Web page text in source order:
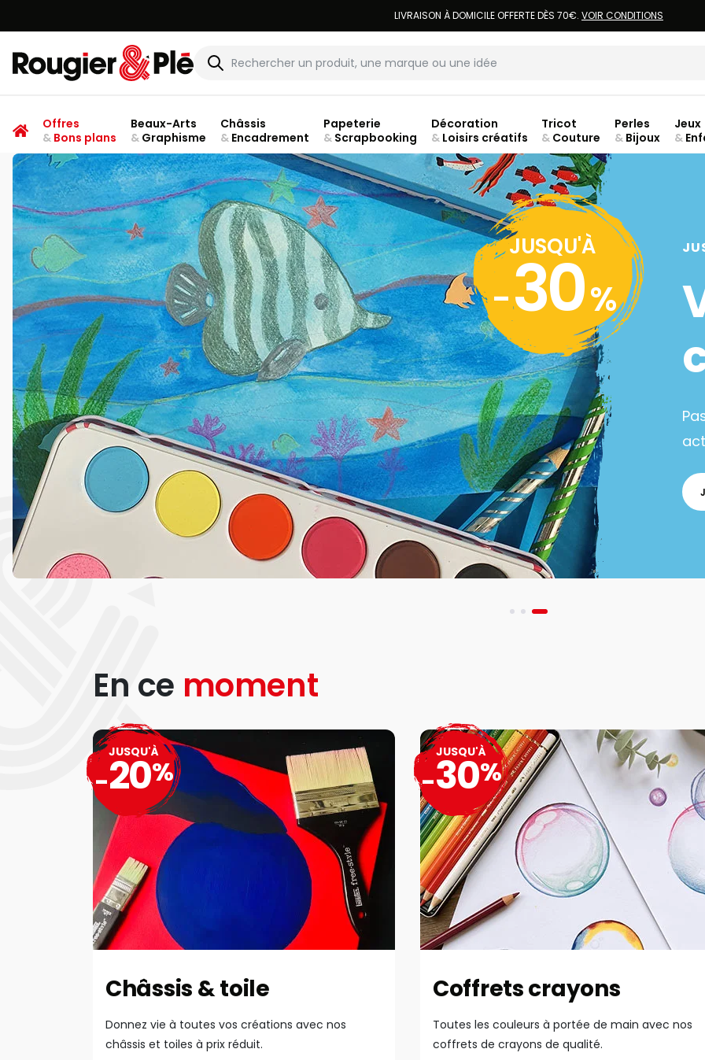
LIVRAISON À DOMICILE OFFERTE DÈS 70€. VOIR CONDITIONS
Rougier & Plé
Offres
&Bons plans
Beaux-Arts
&Graphisme
Châssis
&Encadrement
Papeterie
&Scrapbooking
Décoration
&Loisirs créatifs
Tricot
& Couture
Perles
& Bijoux
Jeux
&
JUSQU'À
-30%
En ce moment
Châssis & toile
Donnez vie à toutes vos créations avec nos
châssis et toiles à prix réduit.
JUSQU'À
-20%
Coffrets crayons
Toutes les couleurs à portée de main avec nos
coffrets de crayons de qualité.
JUSQU'À
-30%